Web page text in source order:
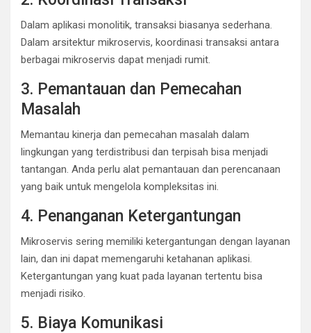
Dalam aplikasi monolitik, transaksi biasanya sederhana.
Dalam arsitektur mikroservis, koordinasi transaksi antara
berbagai mikroservis dapat menjadi rumit.
3. Pemantauan dan Pemecahan
Masalah
Memantau kinerja dan pemecahan masalah dalam
lingkungan yang terdistribusi dan terpisah bisa menjadi
tantangan. Anda perlu alat pemantauan dan perencanaan
yang baik untuk mengelola kompleksitas ini.
4. Penanganan Ketergantungan
Mikroservis sering memiliki ketergantungan dengan layanan
lain, dan ini dapat memengaruhi ketahanan aplikasi.
Ketergantungan yang kuat pada layanan tertentu bisa
menjadi risiko.
5. Biaya Komunikasi